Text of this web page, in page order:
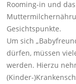
Rooming-in und
Gesichtspunkte.
Um sich
dürfen, müssen
werden. Hierzu
(Kinder-